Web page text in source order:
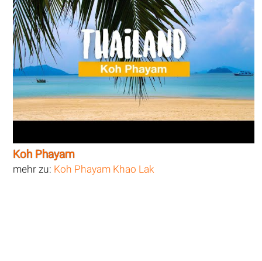
Koh Phayam
mehr zu: Koh Phayam Khao Lak